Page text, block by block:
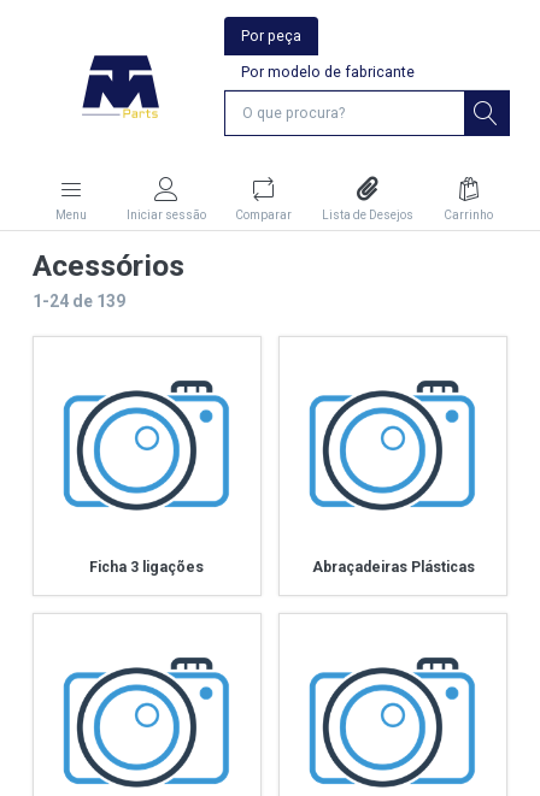
Por peça
Por modelo de fabricante
Menu Iniciar sessão Comparar Lista de Desejos Carrinho
Acessórios
1-24de 139
Ficha 3 ligações Abraçadeiras Plásticas